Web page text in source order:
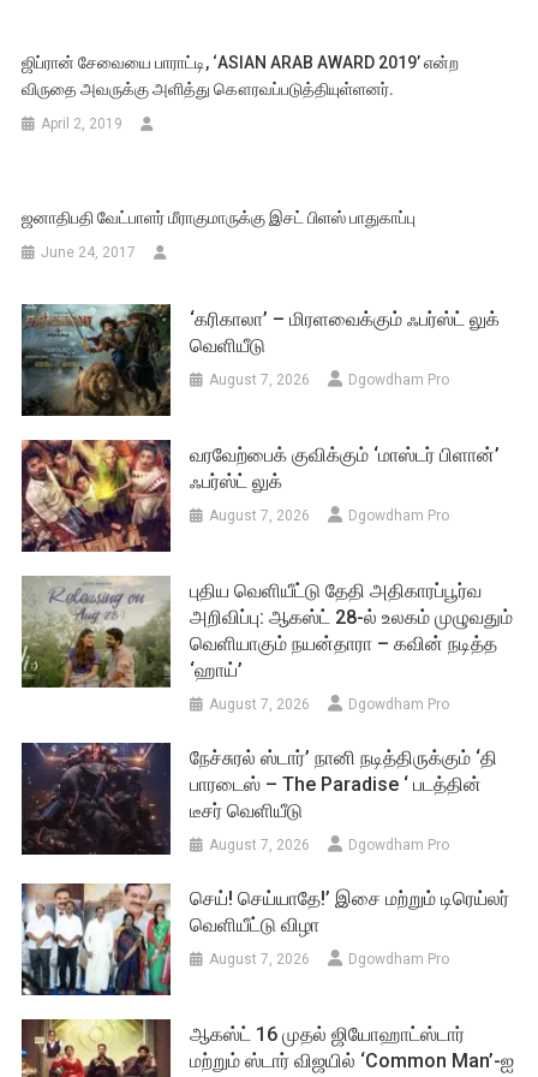
ஜிப்ரான் சேவையை பாராட்டி, ‘ASIAN ARAB AWARD 2019’ என்ற
விருதை அவருக்கு அளித்து கௌரவப்படுத்தியுள்ளனர்.
April 2, 2019
ஜனாதிபதி வேட்பாளர் மீராகுமாருக்கு இசட் பிளஸ் பாதுகாப்பு
June 24, 2017
‘கரிகாலா’ – மிரளவைக்கும் ஃபர்ஸ்ட் லுக்
வெளியீடு
August 7, 2026 Dgowdham Pro
வரவேற்பைக் குவிக்கும் ‘மாஸ்டர் பிளான்’
ஃபர்ஸ்ட் லுக்
August 7, 2026 Dgowdham Pro
புதிய வெளியீட்டு தேதி அதிகாரப்பூர்வ
அறிவிப்பு: ஆகஸ்ட் 28-ல் உலகம் முழுவதும்
வெளியாகும் நயன்தாரா – கவின் நடித்த
‘ஹாய்’
August 7, 2026 Dgowdham Pro
நேச்சுரல் ஸ்டார்’ நானி நடித்திருக்கும் ‘தி
பாரடைஸ் – The Paradise ‘ படத்தின்
டீசர் வெளியீடு
August 7, 2026 Dgowdham Pro
செய்! செய்யாதே!’ இசை மற்றும் டிரெய்லர்
வெளியீட்டு விழா
August 7, 2026 Dgowdham Pro
ஆகஸ்ட் 16 முதல் ஜியோஹாட்ஸ்டார்
மற்றும் ஸ்டார் விஜயில் ‘Common Man’-ஐ